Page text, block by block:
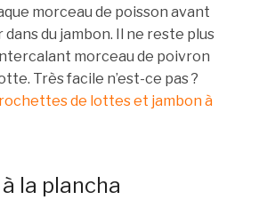
morceau de poisson avant
dans du jambon. Il ne reste plus
morceau de poivron
Très facile n’est-ce pas ?
de lottes et jambon à
la plancha